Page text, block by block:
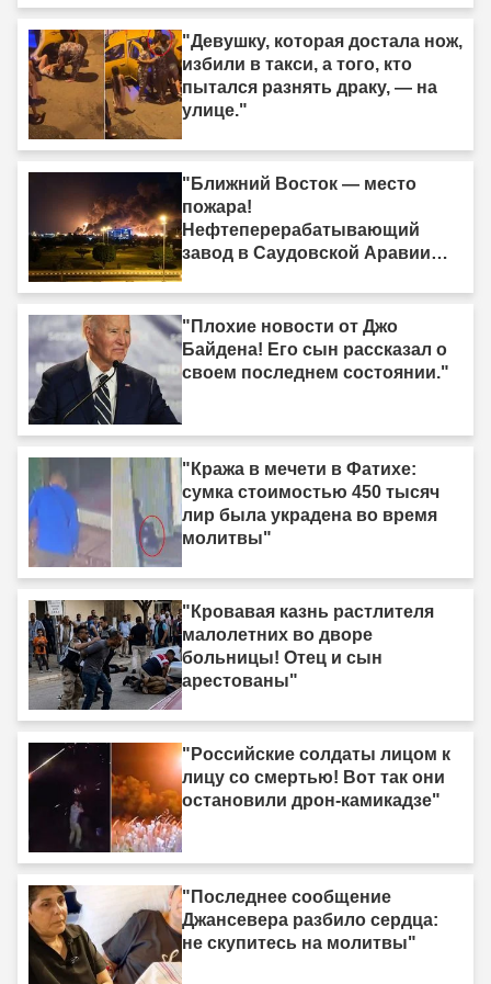
"Девушку, которая достала нож,
избили в такси, а того, кто
пытался разнять драку, — на
улице."
"Ближний Восток — место
пожара!
Нефтеперерабатывающий
завод в Саудовской Аравии
"Плохие новости от Джо
Байдена! Его сын рассказал о
своем последнем состоянии."
"Кража в мечети в Фатихе:
сумка стоимостью 450 тысяч
лир была украдена во время
молитвы"
"Кровавая казнь растлителя
малолетних во дворе
больницы! Отец и сын
арестованы"
"Российские солдаты лицом к
лицу со смертью! Вот так они
остановили дрон-камикадзе"
"Последнее сообщение
Джансевера разбило сердца:
не скупитесь на молитвы"